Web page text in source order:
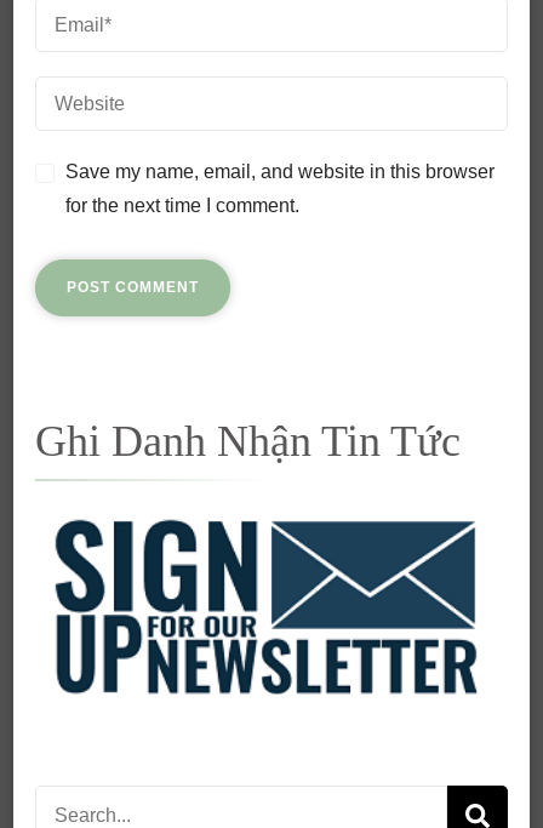
Save my name, email, and website in this browser
for the next time I comment.
Ghi Danh Nhận Tin Tức
Search